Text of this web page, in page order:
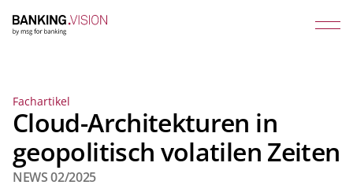
Fachartikel
Cloud-Architekturen in
geopolitisch volatilen Zeiten
NEWS 02/2025